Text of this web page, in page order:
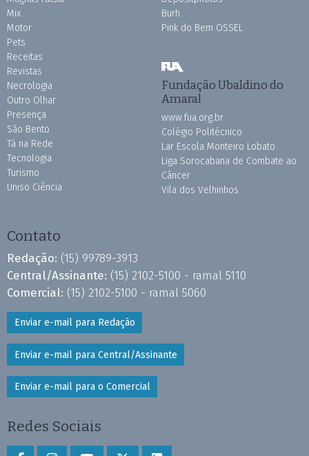
Mix
Motor
Pets
Receitas
Revistas
Necrologia
Outro Olhar
Presença
São Bento
Tá na Rede
Tecnologia
Turismo
Uniso Ciência
Burh
Pink do Bem OSSEL
Fundação Ubaldino do
Amaral
www.fua.org.br
Colégio Politécnico
Lar Escola Monteiro Lobato
Liga Sorocabana de Combate ao
Câncer
Vila dos Velhinhos
Contato
Redação: (15) 99789-3913
Central/Assinante: (15) 2102-5100 - ramal 5110
Comercial: (15) 2102-5100 - ramal 5060
Enviar e-mail para Redação
Enviar e-mail para Central/Assinante
Enviar e-mail para o Comercial
Redes Sociais